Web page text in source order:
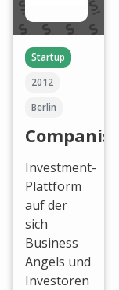
Startup
2012
Berlin
Companisto
Investment-
Plattform
auf der
sich
Business
Angels und
Investoren